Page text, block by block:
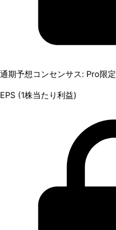
通期予想コンセンサス: Pro限定
EPS (1株当たり利益)